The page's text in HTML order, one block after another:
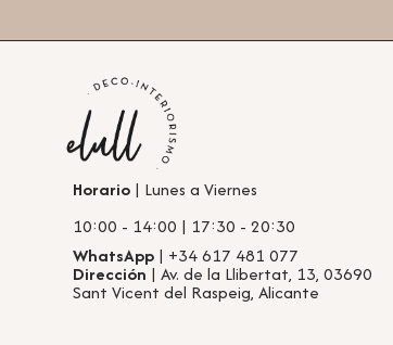
Horario | Lunes a Viernes
10:00 - 14:00 | 17:30 - 20:30
WhatsApp | +34 617 481 077
Dirección | Av. de la Llibertat, 13, 03690
Sant Vicent del Raspeig, Alicante